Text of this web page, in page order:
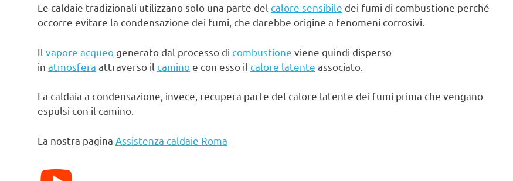
Le caldaie tradizionali utilizzano solo una parte del calore sensibile dei fumi di combustione perché
occorre evitare la condensazione dei fumi, che darebbe origine a fenomeni corrosivi.
Il vapore acqueo generato dal processo di combustione viene quindi disperso
in atmosfera attraverso il camino e con esso il calore latente associato.
La caldaia a condensazione, invece, recupera parte del calore latente dei fumi prima che vengano
espulsi con il camino.
La nostra pagina Assistenza caldaie Roma